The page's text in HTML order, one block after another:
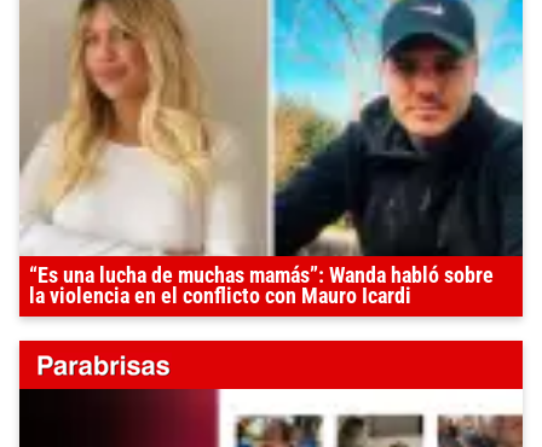
“Es una lucha de muchas mamás”: Wanda habló sobre
la violencia en el conflicto con Mauro Icardi